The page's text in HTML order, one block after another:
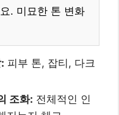
. 미묘한 톤 변화
피부 톤, 잡티, 다크
조화: 전체적인 인